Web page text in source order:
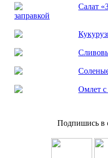
Салат
заправкой
Омлет
Подпишись в